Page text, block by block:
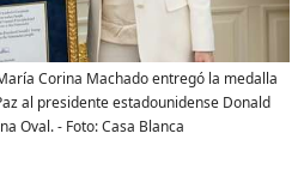
Corina Machado entregó la medalla
al presidente estadounidense Donald
Oval.- Foto:Casa Blanca